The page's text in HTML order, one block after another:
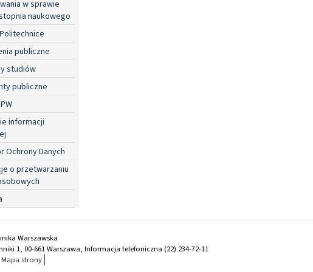
w sprawie
naukowego
publiczne
studiów
publiczne
informacji
Ochrony Danych
o przetwarzaniu
Warszawska
1, 00-661 Warszawa, Informacja telefoniczna (22) 234-72-11
Mapa strony